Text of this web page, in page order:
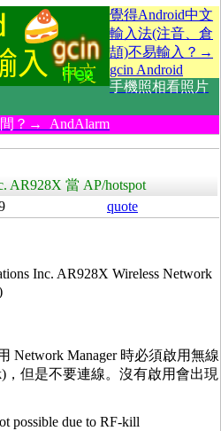
覺得Android中文
輸入法(注音、倉
頡)不易輸入？→
gcin Android
手機照相看照片
間？→ AndAlarm
AR928X 當 AP/hotspot
quote
Inc. AR928X Wireless Network
Network Manager 時必須啟用無線
，但是不要連線。沒有啟用會出現
possible due to RF-kill